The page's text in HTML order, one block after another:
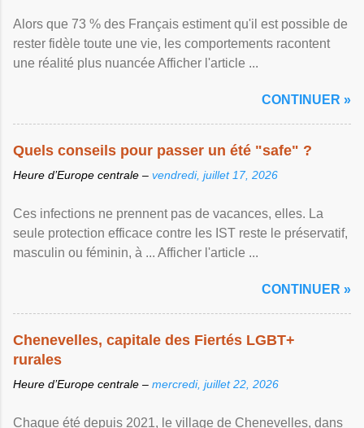
Alors que 73 % des Français estiment qu'il est possible de
rester fidèle toute une vie, les comportements racontent
une réalité plus nuancée Afficher l'article ...
CONTINUER »
Quels conseils pour passer un été "safe" ?
Heure d’Europe centrale – vendredi, juillet 17, 2026
Ces infections ne prennent pas de vacances, elles. La
seule protection efficace contre les IST reste le préservatif,
masculin ou féminin, à ... Afficher l'article ...
CONTINUER »
Chenevelles, capitale des Fiertés LGBT+
rurales
Heure d’Europe centrale – mercredi, juillet 22, 2026
Chaque été depuis 2021, le village de Chenevelles, dans